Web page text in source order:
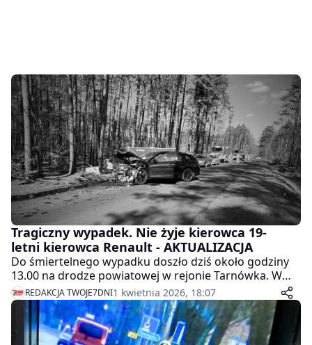
Tragiczny wypadek. Nie żyje kierowca 19-
letni kierowca Renault - AKTUALIZACJA
Do śmiertelnego wypadku doszło dziś około godziny
13.00 na drodze powiatowej w rejonie Tarnówka. W
wyniku czołowego zderzenia dwóch samochodów
osobowych zginął 19-latek kierujący Renault.
REDAKCJA TWOJE7DNI1 kwietnia 2026, 18:07